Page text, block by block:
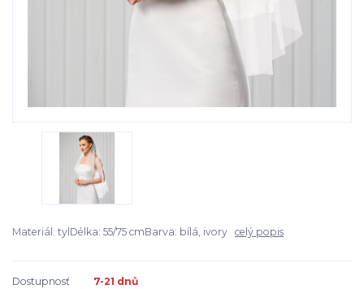
Materiál: tylDélka: 55/75 cmBarva: bílá, ivory celý popis
Dostupnosť
7-21 dnů